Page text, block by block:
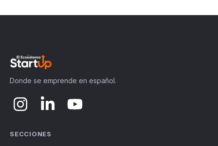
Donde se emprende en español.
SECCIONES